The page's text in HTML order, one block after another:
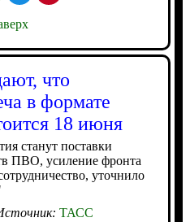
что
в формате
18 июня
станут поставки
ПВО, усиление фронта
уточнило
ТАСС